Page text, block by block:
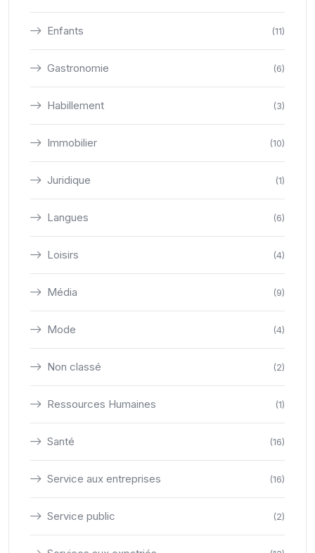
Enfants (11)
Gastronomie (6)
Habillement (3)
Immobilier (10)
Juridique (1)
Langues (6)
Loisirs (4)
Média (9)
Mode (4)
Non classé (2)
Ressources Humaines (1)
Santé (16)
Service aux entreprises (16)
Service public (2)